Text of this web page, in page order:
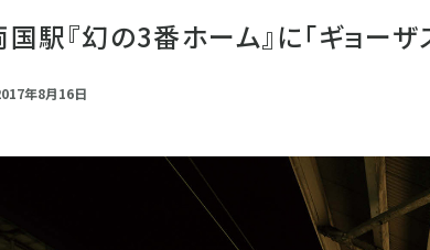
駅『幻の3番ホーム』に「ギョーザ
年8月16日